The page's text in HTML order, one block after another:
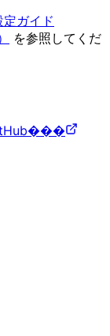
ガイド
を参照してくだ